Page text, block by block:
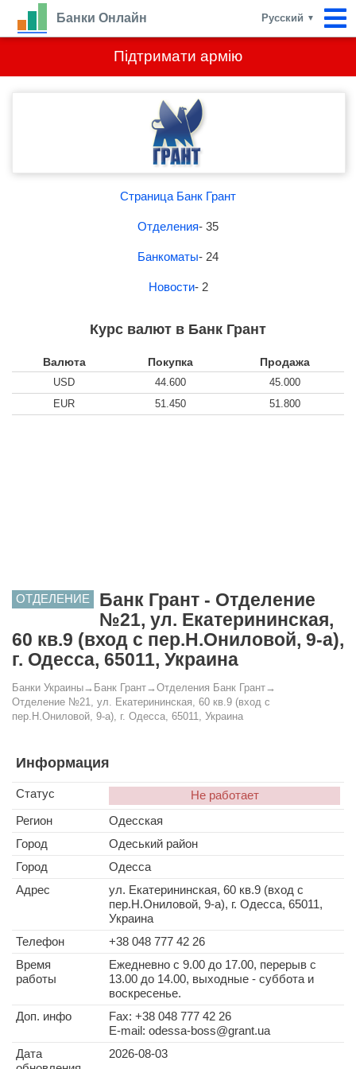
Підтримати армію
Банки Онлайн Русский ▼
Страница Банк Грант
Отделения- 35
Банкоматы- 24
Новости- 2
Курс валют в Банк Грант
Валюта Покупка Продажа
USD 44.600
45.000
EUR
51.450 51.800
ОТДЕЛЕНИЕ
Банк Грант - Отделение
№21, ул. Екатерининская,
60 кв.9 (вход с пер.Н.Ониловой, 9-а),
г. Одесса, 65011, Украина
Банки Украины→ Банк Грант→ Отделения Банк Грант→
Отделение №21, ул. Екатерининская, 60 кв.9 (вход с
пер.Н.Ониловой, 9-а), г. Одесса, 65011, Украина
Информация
Статус
Не работает
Регион
Одесская
Город
Одеський район
Город
Одесса
Адрес
ул. Екатерининская, 60 кв.9 (вход с
пер.Н.Ониловой, 9-а), г. Одесса, 65011,
Украина
Телефон
+38 048 777 42 26
Время
работы
Ежедневно с 9.00 до 17.00, перерыв с
13.00 до 14.00, выходные - суббота и
воскресенье.
Доп. инфо
Fax: +38 048 777 42 26
E-mail: odessa-boss@grant.ua
Дата
2026-08-03